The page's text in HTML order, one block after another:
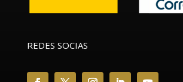
REDES SOCIAS